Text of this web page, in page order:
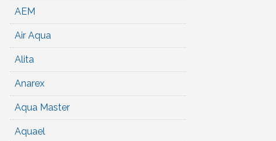
AEM
Air Aqua
Alita
Anarex
Aqua Master
Aquael